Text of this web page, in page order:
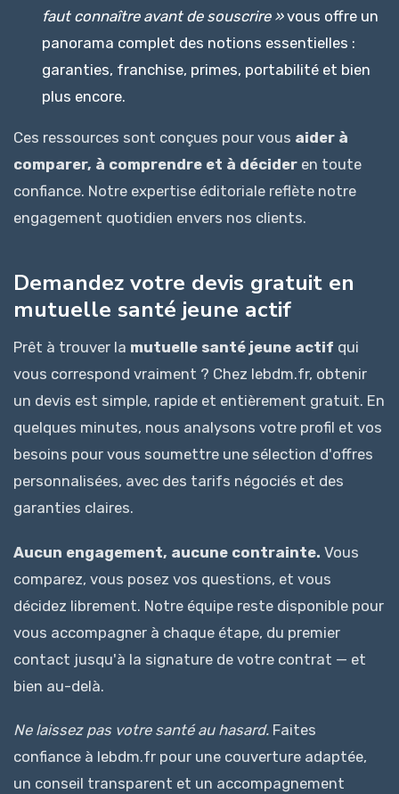
faut connaître avant de souscrire »vous offre un
panorama complet des notions essentielles :
garanties, franchise, primes, portabilité et bien
plus encore.
Ces ressources sont conçues pour vous aider à
comparer, à comprendre et à décider en toute
confiance. Notre expertise éditoriale reflète notre
engagement quotidien envers nos clients.
Demandez votre devis gratuit en
mutuelle santé jeune actif
Prêt à trouver la mutuelle santé jeune actif qui
vous correspond vraiment ? Chez lebdm.fr, obtenir
un devis est simple, rapide et entièrement gratuit. En
quelques minutes, nous analysons votre profil et vos
besoins pour vous soumettre une sélection d'offres
personnalisées, avec des tarifs négociés et des
garanties claires.
Aucun engagement, aucune contrainte. Vous
comparez, vous posez vos questions, et vous
décidez librement. Notre équipe reste disponible pour
vous accompagner à chaque étape, du premier
contact jusqu'à la signature de votre contrat — et
bien au-delà.
Ne laissez pas votre santé au hasard. Faites
confiance à lebdm.fr pour une couverture adaptée,
un conseil transparent et un accompagnement